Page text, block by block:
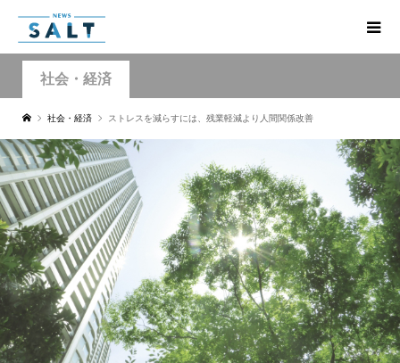
社会・経済
社会・経済 ストレスを減らすには、残業軽減より人間関係改善